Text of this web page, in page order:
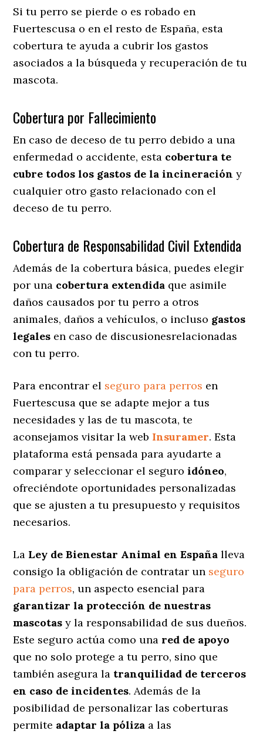
Si tu perro se pierde o es robado en
Fuertescusa o en el resto de España, esta
cobertura te ayuda a cubrir los gastos
asociados a la búsqueda y recuperación de tu
mascota.
Cobertura por Fallecimiento
En caso de deceso de tu perro debido a una
enfermedad o accidente, esta cobertura te
cubre todos los gastos de la incineración y
cualquier otro gasto relacionado con el
deceso de tu perro.
Cobertura de Responsabilidad Civil Extendida
Además de la cobertura básica, puedes elegir
por una cobertura extendida que asimile
daños causados por tu perro a otros
animales, daños a vehículos, o incluso gastos
legales en caso de discusionesrelacionadas
con tu perro.
Para encontrar el seguro para perros en
Fuertescusa que se adapte mejor a tus
necesidades y las de tu mascota, te
aconsejamos visitar la web Insuramer. Esta
plataforma está pensada para ayudarte a
comparar y seleccionar el seguroidóneo,
ofreciéndote oportunidades personalizadas
que se ajusten a tu presupuesto y requisitos
necesarios.
La Ley de Bienestar Animal en España lleva
consigo la obligación de contratar un seguro
para perros, un aspecto esencial para
garantizar la protección de nuestras
mascotas y la responsabilidad de sus dueños.
Este seguro actúa como una red de apoyo
que no solo protege a tu perro, sino que
también asegura la tranquilidad de terceros
en caso de incidentes. Además de la
posibilidad de personalizar las coberturas
permite adaptar la póliza a las